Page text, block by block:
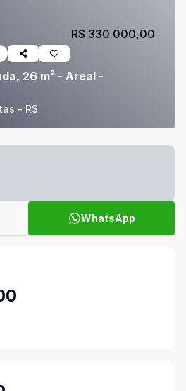
26 m² - Areal -
- RS
R$ 330.000,00
WhatsApp